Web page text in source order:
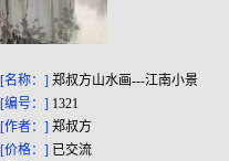
[名称：] 郑叔方山水画---江南小景
[编号：] 1321
[作者：] 郑叔方
[价格：] 已交流